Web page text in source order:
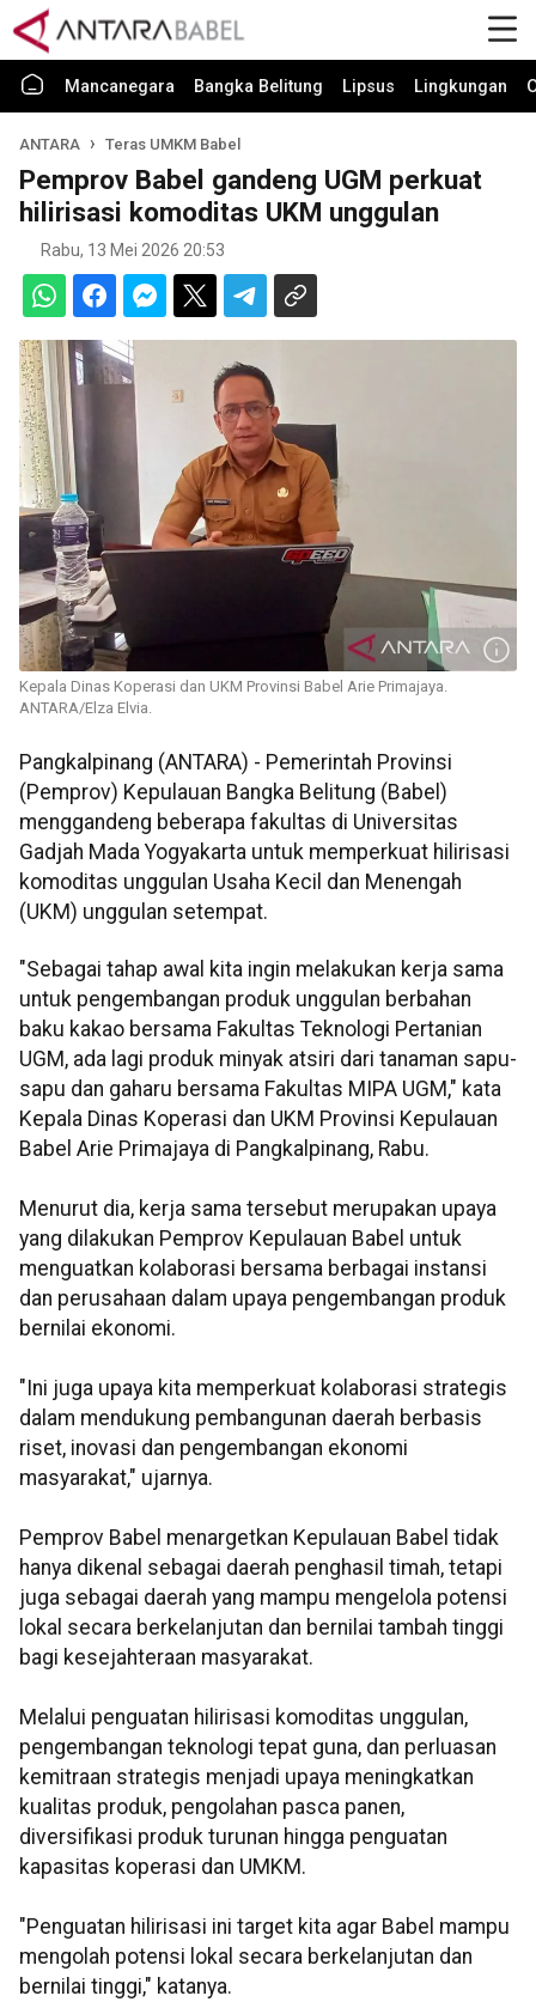
Mancanegara Bangka Belitung Lipsus Lingkungan
ANTARA Teras UMKM Babel
Pemprov Babel gandeng UGM perkuat
hilirisasi komoditas UKM unggulan
Rabu, 13 Mei 2026 20:53
Kepala Dinas Koperasi dan UKM Provinsi Babel Arie Primajaya.
ANTARA/Elza Elvia.
Pangkalpinang (ANTARA) - Pemerintah Provinsi
(Pemprov) Kepulauan Bangka Belitung (Babel)
menggandeng beberapa fakultas di Universitas
Gadjah Mada Yogyakarta untuk memperkuat hilirisasi
komoditas unggulan Usaha Kecil dan Menengah
(UKM) unggulan setempat.
"Sebagai tahap awal kita ingin melakukan kerja sama
untuk pengembangan produk unggulan berbahan
baku kakao bersama Fakultas Teknologi Pertanian
UGM, ada lagi produk minyak atsiri dari tanaman sapu-
sapu dan gaharu bersama Fakultas MIPA UGM," kata
Kepala Dinas Koperasi dan UKM Provinsi Kepulauan
Babel Arie Primajaya di Pangkalpinang, Rabu.
Menurut dia, kerja sama tersebut merupakan upaya
yang dilakukan Pemprov Kepulauan Babel untuk
menguatkan kolaborasi bersama berbagai instansi
dan perusahaan dalam upaya pengembangan produk
bernilai ekonomi.
"Ini juga upaya kita memperkuat kolaborasi strategis
dalam mendukung pembangunan daerah berbasis
riset, inovasi dan pengembangan ekonomi
masyarakat," ujarnya.
Pemprov Babel menargetkan Kepulauan Babel tidak
hanya dikenal sebagai daerah penghasil timah, tetapi
juga sebagai daerah yang mampu mengelola potensi
lokal secara berkelanjutan dan bernilai tambah tinggi
bagi kesejahteraan masyarakat.
Melalui penguatan hilirisasi komoditas unggulan,
pengembangan teknologi tepat guna, dan perluasan
kemitraan strategis menjadi upaya meningkatkan
kualitas produk, pengolahan pasca panen,
diversifikasi produk turunan hingga penguatan
kapasitas koperasi dan UMKM.
"Penguatan hilirisasi ini target kita agar Babel mampu
mengolah potensi lokal secara berkelanjutan dan
bernilai tinggi," katanya.